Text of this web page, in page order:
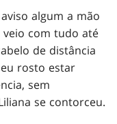
algum a mão
com tudo até
de distância
rosto estar
sem
se contorceu.